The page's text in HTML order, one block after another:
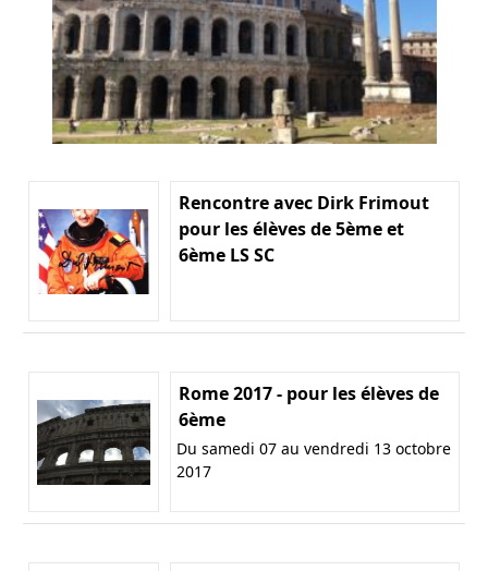
Rencontre avec Dirk Frimout
pour les élèves de 5ème et
6ème LS SC
Rome 2017 - pour les élèves de
6ème
Du samedi 07 au vendredi 13 octobre
2017